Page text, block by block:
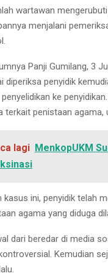
wartawan
menjalani
Panji Gumilang, 3
diperiksa penyidik
ke
terkait penistaan agama,
lagi MenkopUKM
kasus ini, penyidik telah
agama yang diduga
dari beredar di media
Kemudian